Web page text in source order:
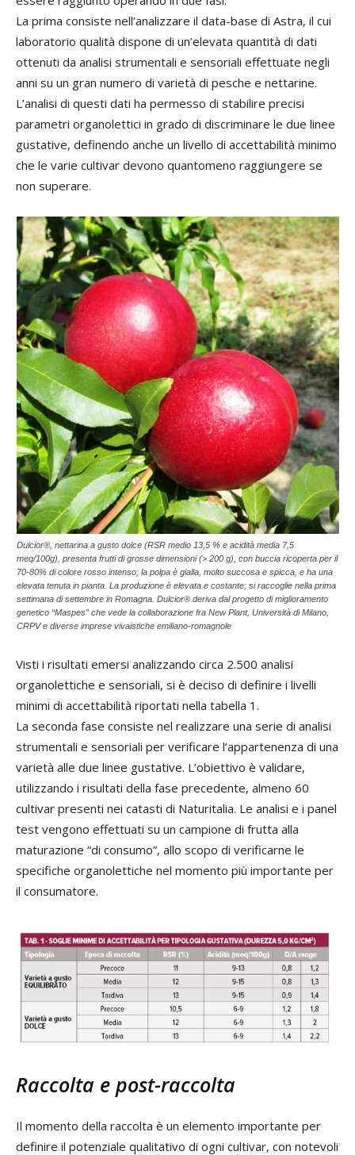
La prima consiste nell’analizzare il data-base di Astra, il cui
laboratorio qualità dispone di un’elevata quantità di dati
ottenuti da analisi strumentali e sensoriali effettuate negli
anni su un gran numero di varietà di pesche e nettarine.
L’analisi di questi dati ha permesso di stabilire precisi
parametri organolettici in grado di discriminare le due linee
gustative, definendo anche un livello di accettabilità minimo
che le varie cultivar devono quantomeno raggiungere se
non superare.
Dulcior®, nettarina a gusto dolce (RSR medio 13,5 % e acidità media 7,5
meq/100g), presenta frutti di grosse dimensioni (> 200 g), con buccia ricoperta per il
70-80% di colore rosso intenso; la polpa è gialla, molto succosa e spicca, e ha una
elevata tenuta in pianta. La produzione è elevata e costante; si raccoglie nella prima
settimana di settembre in Romagna. Dulcior® deriva dal progetto di miglioramento
genetico “Maspes” che vede la collaborazione fra New Plant, Università di Milano,
CRPV e diverse imprese vivaistiche emiliano-romagnole
Visti i risultati emersi analizzando circa 2.500 analisi
organolettiche e sensoriali, si è deciso di definire i livelli
minimi di accettabilità riportati nella tabella 1.
La seconda fase consiste nel realizzare una serie di analisi
strumentali e sensoriali per verificare l’appartenenza di una
varietà alle due linee gustative. L’obiettivo è validare,
utilizzando i risultati della fase precedente, almeno 60
cultivar presenti nei catasti di Naturitalia. Le analisi e i panel
test vengono effettuati su un campione di frutta alla
maturazione “di consumo”, allo scopo di verificarne le
specifiche organolettiche nel momento più importante per
il consumatore.
Raccolta e post-raccolta
Il momento della raccolta è un elemento importante per
definire il potenziale qualitativo di ogni cultivar, con notevoli